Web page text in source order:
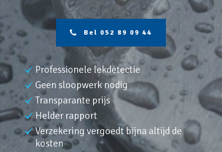
Bel 052 89 09 44
Professionele lekdetectie
Geen sloopwerk nodig
Transparante prijs
Helder rapport
Verzekering vergoedt bijna altijd de
kosten